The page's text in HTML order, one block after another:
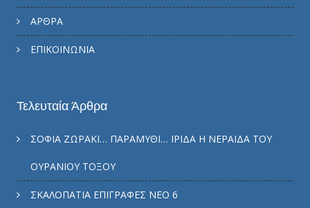
ΑΡΘΡΑ
ΕΠΙΚΟΙΝΩΝΙΑ
Τελευταία Άρθρα
ΣΟΦΙΑ ΖΩΡΑΚΙ… ΠΑΡΑΜΥΘΙ… ΙΡΙΔΑ Η ΝΕΡΑΙΔΑ ΤΟΥ
ΟΥΡΑΝΙΟΥ ΤΟΞΟΥ
ΣΚΑΛΟΠΑΤΙΑ ΕΠΙΓΡΑΦΕΣ ΝΕΟ 6